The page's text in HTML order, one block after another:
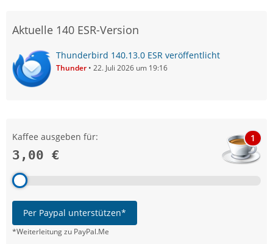
Aktuelle 140 ESR-Version
Thunderbird 140.13.0 ESR veröffentlicht
Thunder 22. Juli 2026 um 19:16
Kaffee ausgeben für:
3,00 €
1
Per Paypal unterstützen*
*Weiterleitung zu PayPal.Me